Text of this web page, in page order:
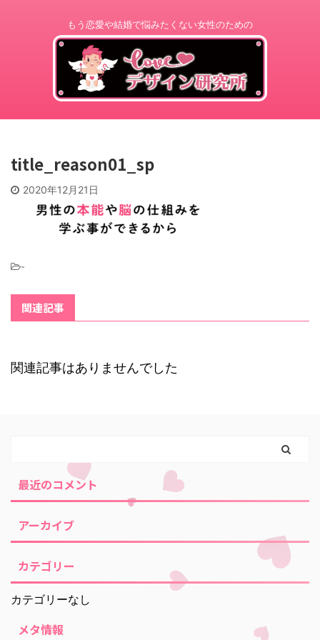
もう恋愛や結婚で悩みたくない女性のための
title_reason01_sp
2020年12月21日
-
関連記事
関連記事はありませんでした
最近のコメント
アーカイブ
カテゴリー
カテゴリーなし
メタ情報